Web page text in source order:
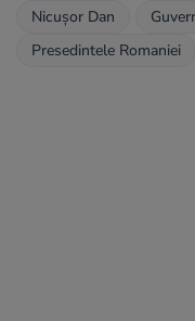
Nicușor Dan
Presedintele Romaniei